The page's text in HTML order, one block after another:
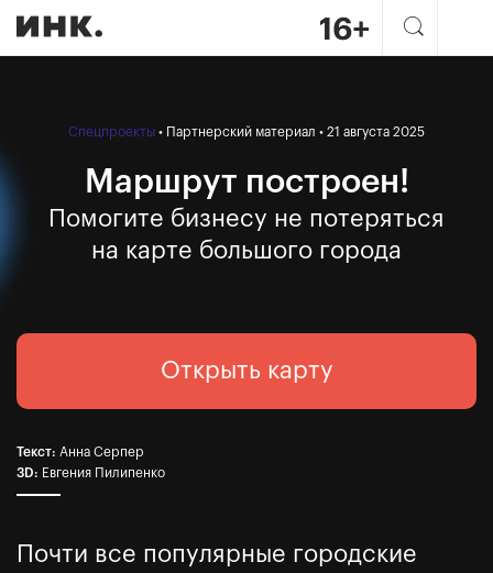
Спецпроекты • Партнерский материал • 21 августа 2025
Маршрут построен!
Помогите бизнесу не потеряться
на карте большого города
Открыть карту
Текст: Анна Серпер
3D: Евгения Пилипенко
Почти все популярные городские